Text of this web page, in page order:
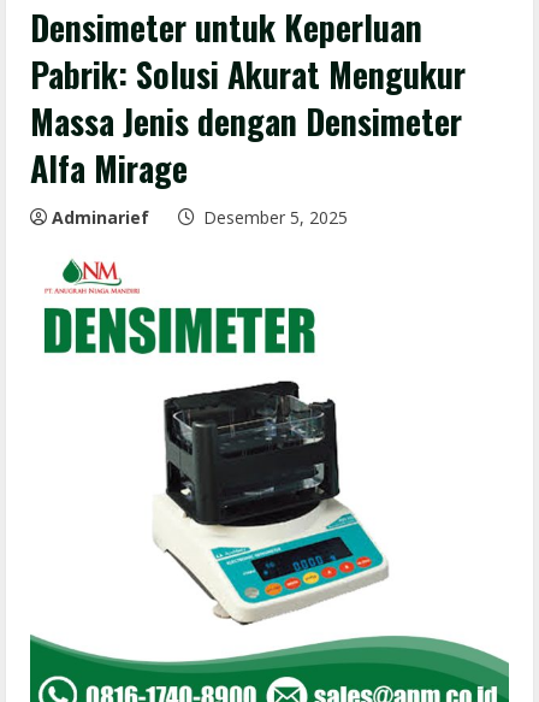
Densimeter untuk Keperluan
Pabrik: Solusi Akurat Mengukur
Massa Jenis dengan Densimeter
Alfa Mirage
Adminarief Desember 5, 2025